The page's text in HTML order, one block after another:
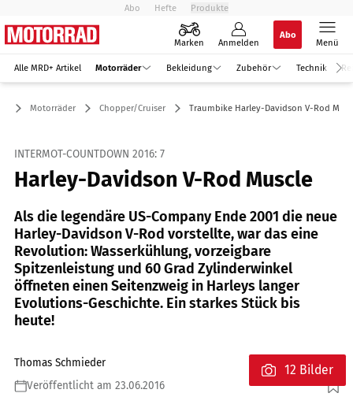
Abo Hefte Produkte
Marken Anmelden
Abo
Menü
Alle MRD+ Artikel Motorräder Bekleidung Zubehör Technik
Motorräder Chopper/Cruiser Traumbike Harley-Davidson V-Rod
INTERMOT-COUNTDOWN 2016: 7
Harley-Davidson V-Rod Muscle
Als die legendäre US-Company Ende 2001 die neue
Harley-Davidson V-Rod vorstellte, war das eine
Revolution: Wasserkühlung, vorzeigbare
Spitzenleistung und 60 Grad Zylinderwinkel
öffneten einen Seitenzweig in Harleys langer
Evolutions-Geschichte. Ein starkes Stück bis
heute!
Thomas Schmieder
Veröffentlicht am 23.06.2016
Foto: www.r-photography.info
12 Bilder